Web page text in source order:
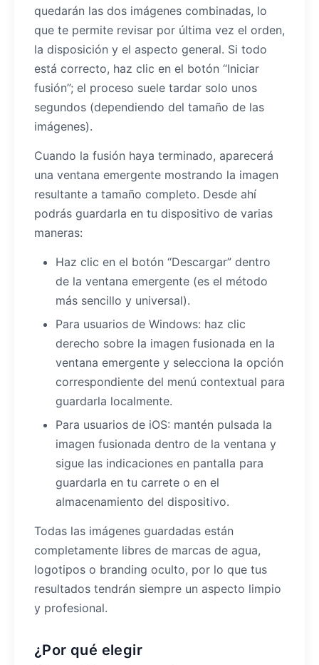
quedarán las dos imágenes combinadas, lo
que te permite revisar por última vez el orden,
la disposición y el aspecto general. Si todo
está correcto, haz clic en el botón “Iniciar
fusión”; el proceso suele tardar solo unos
segundos (dependiendo del tamaño de las
imágenes).
Cuando la fusión haya terminado, aparecerá
una ventana emergente mostrando la imagen
resultante a tamaño completo. Desde ahí
podrás guardarla en tu dispositivo de varias
maneras:
Haz clic en el botón “Descargar” dentro
de la ventana emergente (es el método
más sencillo y universal).
Para usuarios de Windows: haz clic
derecho sobre la imagen fusionada en la
ventana emergente y selecciona la opción
correspondiente del menú contextual para
guardarla localmente.
Para usuarios de iOS: mantén pulsada la
imagen fusionada dentro de la ventana y
sigue las indicaciones en pantalla para
guardarla en tu carrete o en el
almacenamiento del dispositivo.
Todas las imágenes guardadas están
completamente libres de marcas de agua,
logotipos o branding oculto, por lo que tus
resultados tendrán siempre un aspecto limpio
y profesional.
¿Por qué elegir